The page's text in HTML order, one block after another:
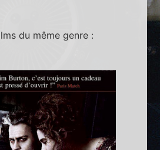
du même genre :